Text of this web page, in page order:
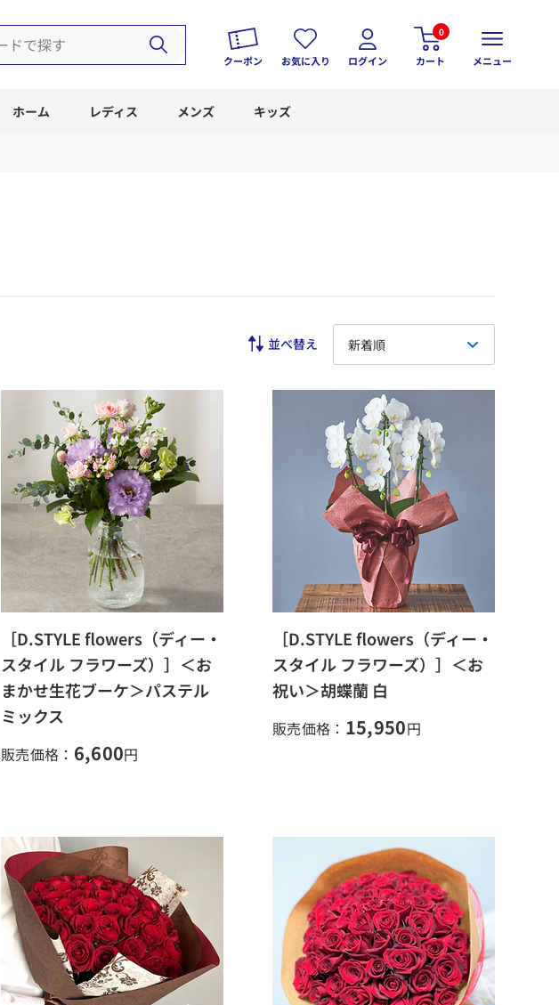
クーポン お気に入り ログイン
0
カート メニュー
ホーム レディス メンズ キッズ
新着順
［D.STYLE flowers（ディー・
スタイル フラワーズ）］＜お
まかせ生花ブーケ＞パステル
ミックス
販売価格： 6,600円
［D.STYLE flowers（ディー・
スタイル フラワーズ）］＜お
祝い＞胡蝶蘭 白
販売価格： 15,950円